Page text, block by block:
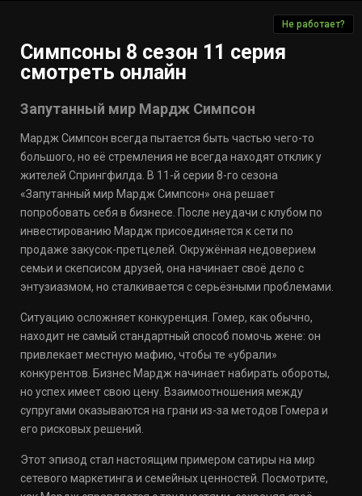
Не работает?
Симпсоны 8 сезон 11 серия
смотреть онлайн
Запутанный мир Мардж Симпсон
Мардж Симпсон всегда пытается быть частью чего-то
большого, но её стремления не всегда находят отклик у
жителей Спрингфилда. В 11-й серии 8-го сезона
«Запутанный мир Мардж Симпсон» она решает
попробовать себя в бизнесе. После неудачи с клубом по
инвестированию Мардж присоединяется к сети по
продаже закусок-претцелей. Окружённая недоверием
семьи и скепсисом друзей, она начинает своё дело с
энтузиазмом, но сталкивается с серьёзными проблемами.
Ситуацию осложняет конкуренция. Гомер, как обычно,
находит не самый стандартный способ помочь жене: он
привлекает местную мафию, чтобы те «убрали»
конкурентов. Бизнес Мардж начинает набирать обороты,
но успех имеет свою цену. Взаимоотношения между
супругами оказываются на грани из-за методов Гомера и
его рисковых решений.
Этот эпизод стал настоящим примером сатиры на мир
сетевого маркетинга и семейных ценностей. Посмотрите,